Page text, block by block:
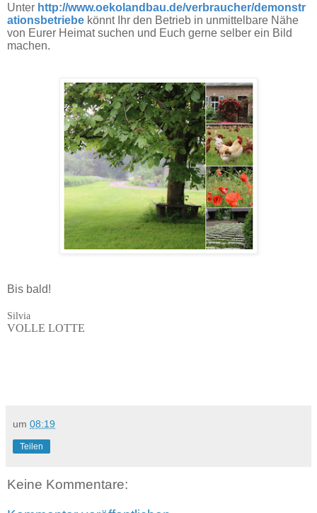
Unter http://www.oekolandbau.de/verbraucher/demonstr
ationsbetriebe könnt Ihr den Betrieb in unmittelbare Nähe
von Eurer Heimat suchen und Euch gerne selber ein Bild
machen.
Bis bald!
Silvia
VOLLE LOTTE
um 08:19
Teilen
Keine Kommentare: